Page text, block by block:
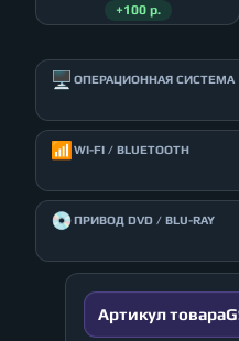
+100 р.
🖥️ ОПЕРАЦИОННАЯ СИСТЕМА
📶 WI-FI / BLUETOOTH
💿ПРИВОД DVD / BLU-RAY
Артикул товара